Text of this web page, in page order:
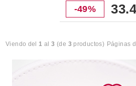
-49%
Viendo del1 al3 (de 3 productos) Páginas